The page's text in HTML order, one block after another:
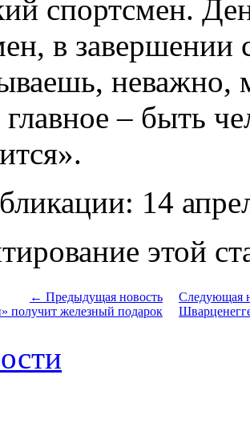
спортсмен.
в завершении
– быть
14
этой
← Предыдущая новость
получит железный подарок
Следующая